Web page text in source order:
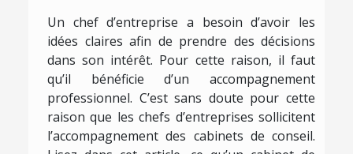
Un chef d’entreprise a besoin d’avoir les
idées claires afin de prendre des décisions
dans son intérêt. Pour cette raison, il faut
qu’il bénéficie d’un accompagnement
professionnel. C’est sans doute pour cette
raison que les chefs d’entreprises sollicitent
l’accompagnement des cabinets de conseil.